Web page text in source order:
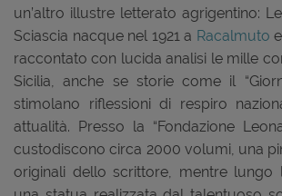
un’altro illustre letterato agrigentino:
Sciascia nacque nel 1921 a Racalmuto
raccontato con lucida analisi le mille
Sicilia, anche se storie come il
stimolano riflessioni di respiro
attualità. Presso la “Fondazione
custodiscono circa 2000 volumi, una
originali dello scrittore, mentre lungo